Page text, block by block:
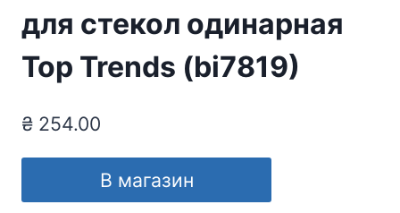
для стекол одинарная
Top Trends (bi7819)
₴ 254.00
В магазин